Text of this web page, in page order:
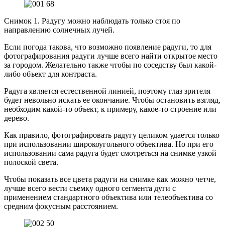
Снимок 1. Радугу можно наблюдать только стоя по
направлению солнечных лучей.
Если погода такова, что возможно появление радуги, то для
фотографирования радуги лучше всего найти открытое место
за городом. Желательно также чтобы по соседству был какой-
либо объект для контраста.
Радуга является естественной линией, поэтому глаз зрителя
будет невольно искать ее окончание. Чтобы остановить взгляд,
необходим какой-то объект, к примеру, какое-то строение или
дерево.
Как правило, фотографировать радугу целиком удается только
при использовании широкоугольного объектива. Но при его
использовании сама радуга будет смотреться на снимке узкой
полоской света.
Чтобы показать все цвета радуги на снимке как можно четче,
лучше всего вести съемку одного сегмента дуги с
применением стандартного объектива или телеобъектива со
средним фокусным расстоянием.